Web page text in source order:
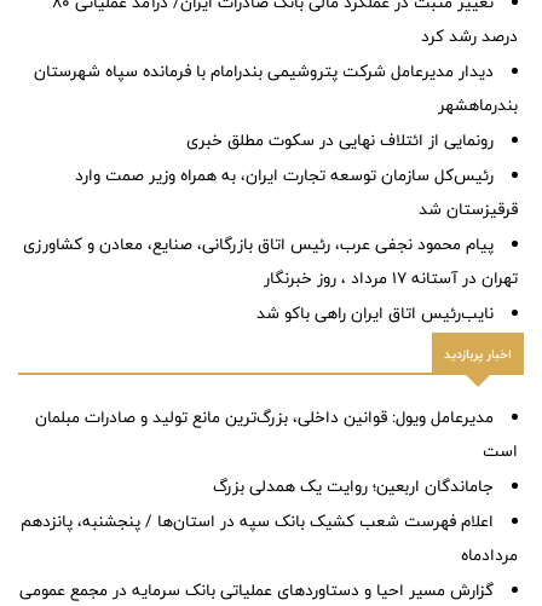
درصد رشد کرد
دیدار مدیرعامل شرکت پتروشیمی بندرامام با فرمانده سپاه شهرستان
بندرماهشهر
رونمایی از ائتلاف‌ نهایی در سکوت مطلق خبری
رئیس‌کل سازمان توسعه تجارت ایران، به همراه وزیر صمت وارد
قرقیزستان شد
پیام محمود نجفی عرب، رئیس اتاق بازرگانی، صنایع، معادن و کشاورزی
تهران در آستانه 17 مرداد ، روز خبرنگار
نایب‌رئیس اتاق ایران راهی باکو شد
اخبار پربازدید
مدیرعامل ویول: قوانین داخلی، بزرگ‌ترین مانع تولید و صادرات مبلمان
است
جاماندگان اربعین؛ روایت یک همدلی بزرگ
اعلام فهرست شعب کشیک بانک سپه در استان‌ها / پنجشنبه، پانزدهم
مردادماه
گزارش مسیر احیا و دستاوردهای عملیاتی بانک سرمایه در مجمع عمومی